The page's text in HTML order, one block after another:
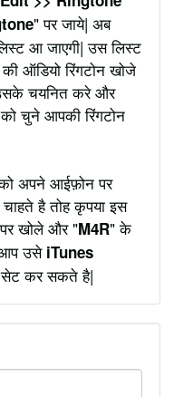
" पर जाये| अब
आ जाएगी| उस लिस्ट
ऑडियो रिंगटोन खोजे
चयनित करे और
चुने आपकी रिंगटोन
अपने आईफ़ोन पर
है तोह कृपया इस
खोले और "M4R" के
आप उसे iTunes
सेट कर सकते है|